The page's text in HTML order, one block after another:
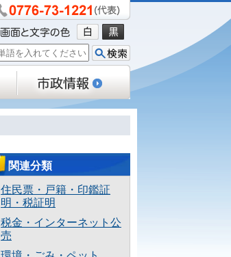
関連分類
住民票・戸籍・印鑑証
明・税証明
税金・インターネット公
売